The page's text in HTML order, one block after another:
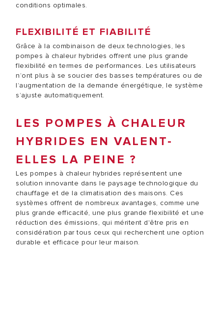
conditions optimales.
FLEXIBILITÉ ET FIABILITÉ
Grâce à la combinaison de deux technologies, les
pompes à chaleur hybrides offrent une plus grande
flexibilité en termes de performances. Les utilisateurs
n’ont plus à se soucier des basses températures ou de
l’augmentation de la demande énergétique, le système
s’ajuste automatiquement.
LES POMPES À CHALEUR
HYBRIDES EN VALENT-
ELLES LA PEINE ?
Les pompes à chaleur hybrides représentent une
solution innovante dans le paysage technologique du
chauffage et de la climatisation des maisons. Ces
systèmes offrent de nombreux avantages, comme une
plus grande efficacité, une plus grande flexibilité et une
réduction des émissions, qui méritent d'être pris en
considération par tous ceux qui recherchent une option
durable et efficace pour leur maison.